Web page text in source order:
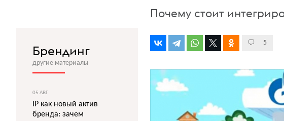
Почему стоит
5
Брендинг
другие материалы
05 АВГ
IP как новый актив
бренда: зачем